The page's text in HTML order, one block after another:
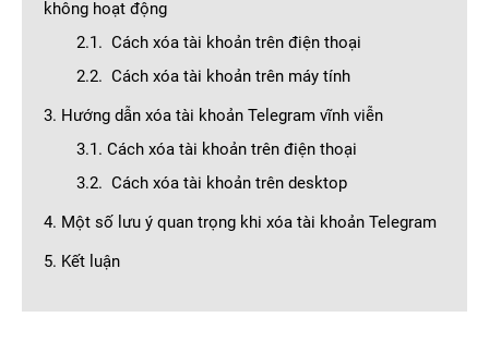
không hoạt động
2.1. Cách xóa tài khoản trên điện thoại
2.2. Cách xóa tài khoản trên máy tính
3. Hướng dẫn xóa tài khoản Telegram vĩnh viễn
3.1. Cách xóa tài khoản trên điện thoại
3.2. Cách xóa tài khoản trên desktop
4. Một số lưu ý quan trọng khi xóa tài khoản Telegram
5. Kết luận